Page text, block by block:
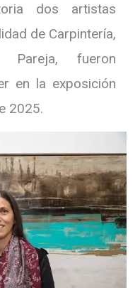
dos artistas
de Carpintería,
fueron
en la exposición
2025.